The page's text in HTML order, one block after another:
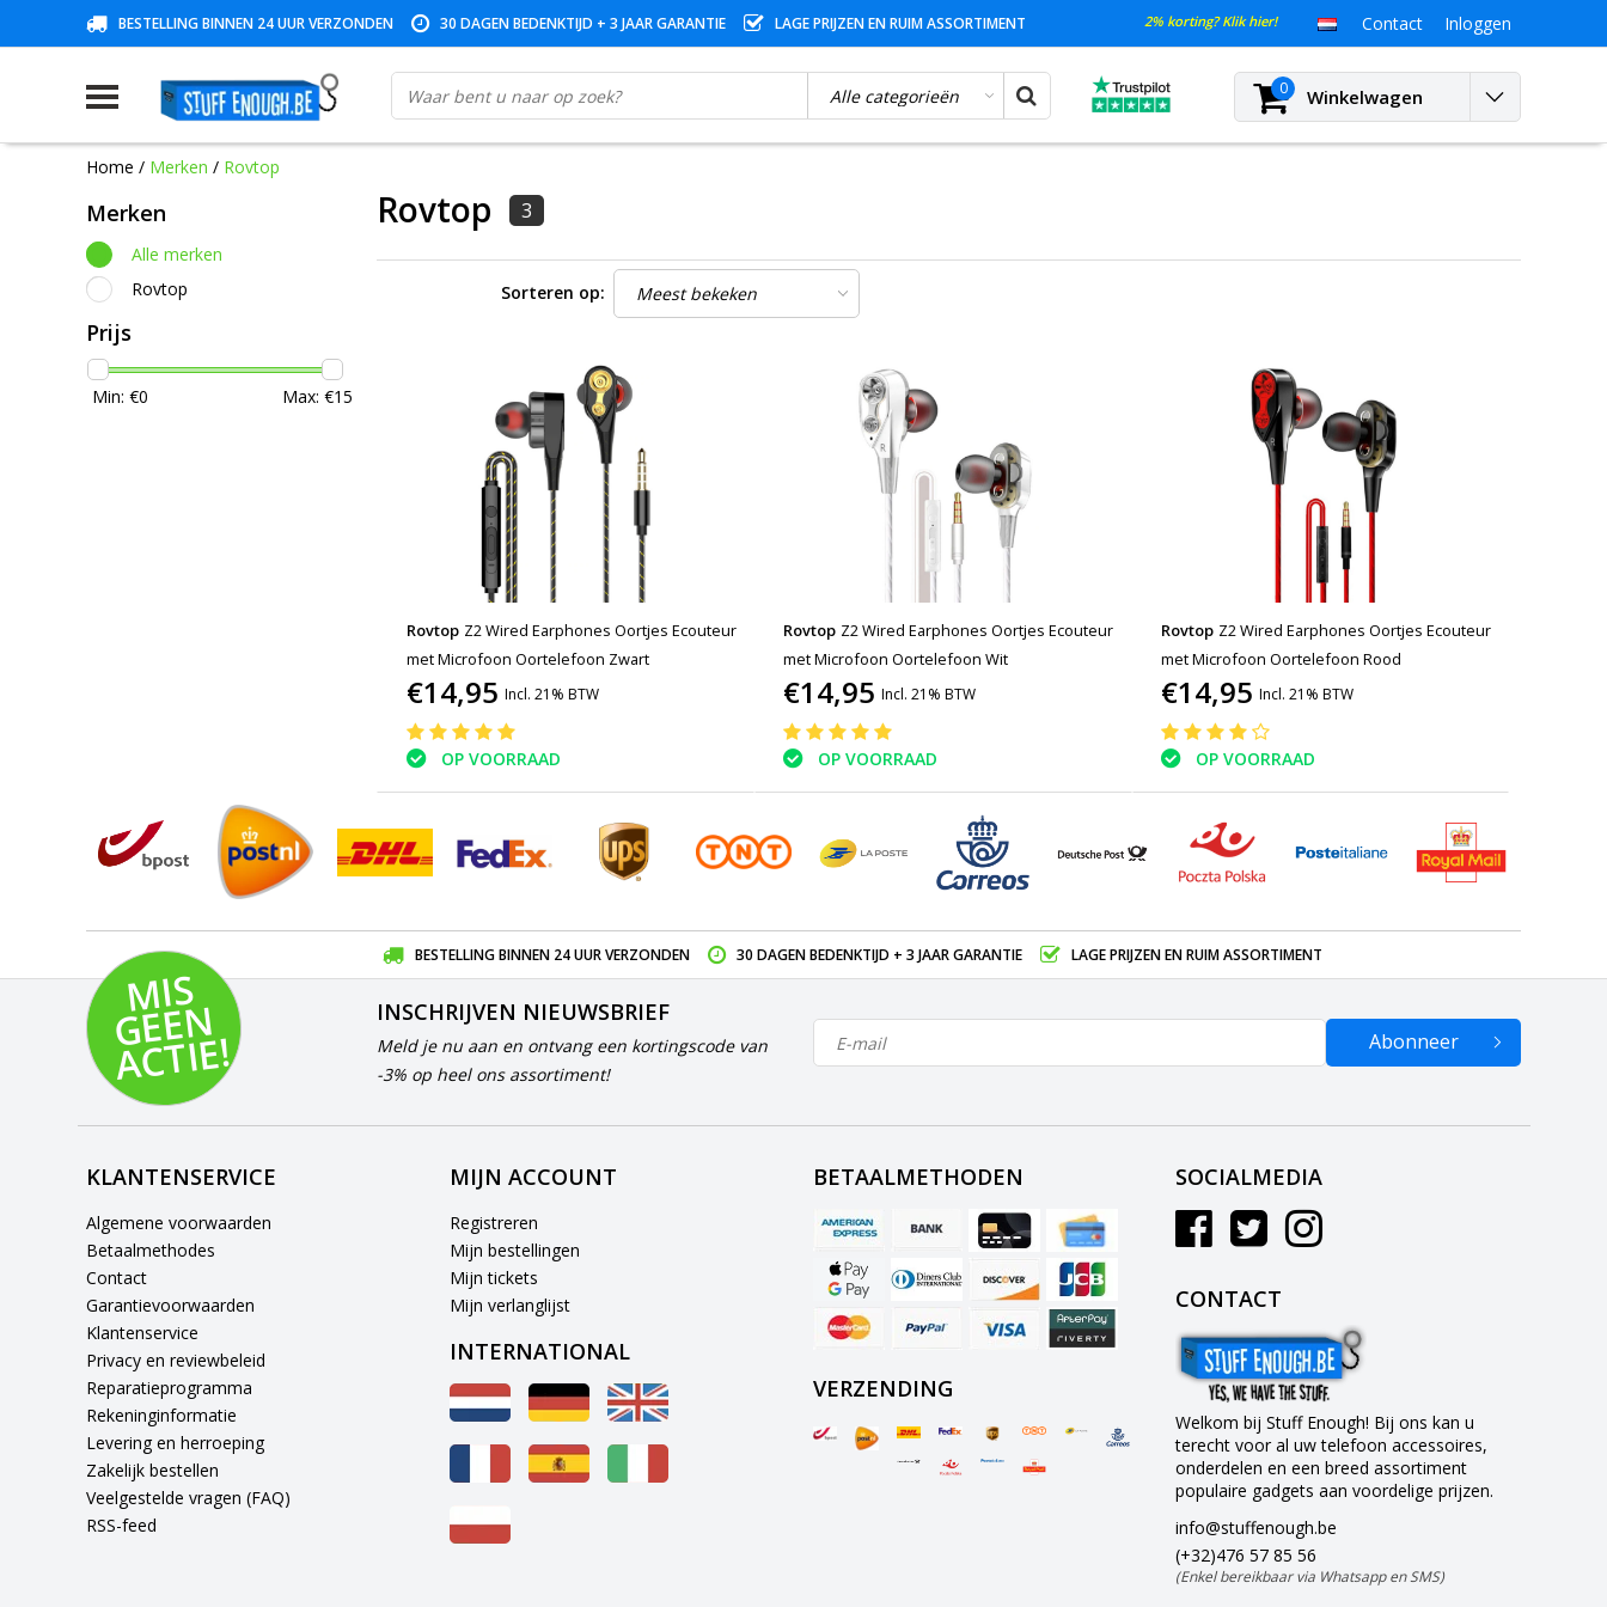
BESTELLING BINNEN 24 UUR VERZONDEN 30 DAGEN BEDENKTIJD + 3 JAAR GARANTIE LAGE PRIJZEN EN RUIM ASSORTIMENT 2% korting? Klik hier! Contact Inloggen
0 Winkelwagen
Home / Merken / Rovtop
Merken
Alle merken
Rovtop
Prijs
Min: €0 Max: €15
Rovtop 3
Sorteren op:
Rovtop Z2 Wired Earphones Oortjes Ecouteur
met Microfoon Oortelefoon Zwart
€14,95 Incl. 21% BTW
OP VOORRAAD
Rovtop Z2 Wired Earphones Oortjes Ecouteur
met Microfoon Oortelefoon Wit
€14,95 Incl. 21% BTW
OP VOORRAAD
Rovtop Z2 Wired Earphones Oortjes Ecouteur
met Microfoon Oortelefoon Rood
€14,95 Incl. 21% BTW
OP VOORRAAD
BESTELLING BINNEN 24 UUR VERZONDEN 30 DAGEN BEDENKTIJD + 3 JAAR GARANTIE LAGE PRIJZEN EN RUIM ASSORTIMENT
MI
S
G
E
E
N
A
C
TI
E!
INSCHRIJVEN NIEUWSBRIEF
Meld je nu aan en ontvang een kortingscode van
-3% op heel ons assortiment!
Abonneer
KLANTENSERVICE
Algemene voorwaarden
Betaalmethodes
Contact
Garantievoorwaarden
Klantenservice
Privacy en reviewbeleid
Reparatieprogramma
Rekeninginformatie
Levering en herroeping
Zakelijk bestellen
Veelgestelde vragen (FAQ)
RSS-feed
MIJN ACCOUNT
Registreren
Mijn bestellingen
Mijn tickets
Mijn verlanglijst
INTERNATIONAL
BETAALMETHODEN
VERZENDING
SOCIALMEDIA
CONTACT
Welkom bij Stuff Enough! Bij ons kan u
terecht voor al uw telefoon accessoires,
onderdelen en een breed assortiment
populaire gadgets aan voordelige prijzen.
info@stuffenough.be
(+32)476 57 85 56
(Enkel bereikbaar via Whatsapp en SMS)